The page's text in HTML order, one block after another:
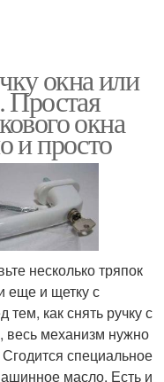
окна или
Простая
окна
и просто
несколько тряпок
еще и щетку с
как снять ручку с
весь механизм нужно
специальное
масло. Есть и